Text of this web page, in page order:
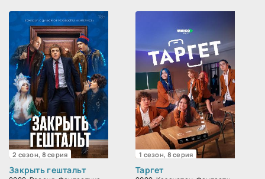
2 сезон, 8 серия
Закрыть гештальт
1 сезон, 8 серия
Таргет